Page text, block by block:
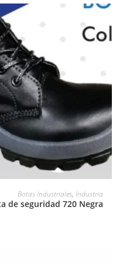
Botas Industriales,Industria
de seguridad 720 Negra